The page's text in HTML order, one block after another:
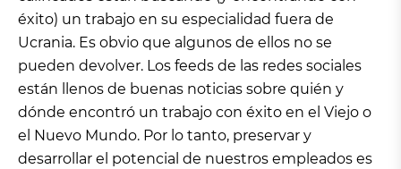
éxito) un trabajo en su especialidad fuera de
Ucrania. Es obvio que algunos de ellos no se
pueden devolver. Los feeds de las redes sociales
están llenos de buenas noticias sobre quién y
dónde encontró un trabajo con éxito en el Viejo o
el Nuevo Mundo. Por lo tanto, preservar y
desarrollar el potencial de nuestros empleados es